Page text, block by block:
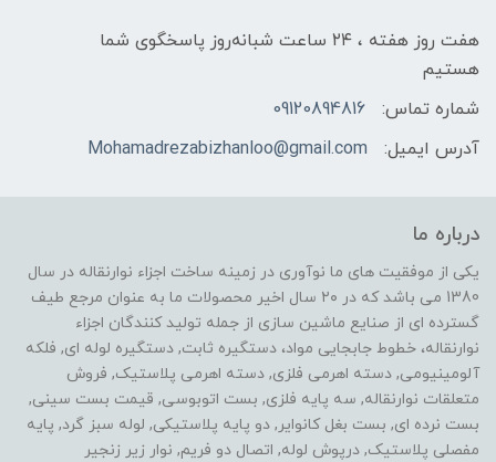
هفت روز هفته ، ۲۴ ساعت شبانه‌روز پاسخگوی شما
هستیم
شماره تماس:
09120894816
آدرس ایمیل:
Mohamadrezabizhanloo@gmail.com
درباره ما
یکی از موفقیت های ما نوآوری در زمینه ساخت اجزاء نوارنقاله در سال
1380 می باشد که در ۲۰ سال اخیر محصولات ما به عنوان مرجع طیف
گسترده ای از صنایع ماشین سازی از جمله تولید کنندگان اجزاء
نوارنقاله، خطوط جابجایی مواد، دستگیره ثابت, دستگیره لوله ای, فلکه
آلومینیومی, دسته اهرمی فلزی, دسته اهرمی پلاستیک, فروش
متعلقات نوارنقاله, سه پایه فلزی, بست اتوبوسی, قیمت بست سینی,
بست نرده ای, بست بغل کانوایر, دو پایه پلاستیکی, لوله سبز گرد, پایه
مفصلی پلاستیک, درپوش لوله, اتصال دو فریم, نوار زیر زنجیر